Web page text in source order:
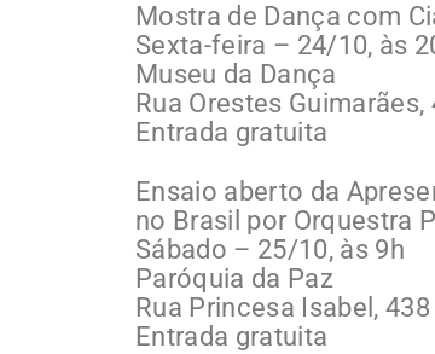
Mostra de Dança com
Sexta-feira – 24/10, às
Museu da Dança
Rua Orestes
Entrada gratuita
Ensaio aberto da
no Brasil por Orquestra
Sábado – 25/10, às 9h
Paróquia da Paz
Rua Princesa Isabel,
Entrada gratuita